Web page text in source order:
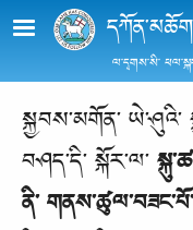
Skip to main content
ལ་དྭགས་སི་
སྐྱབས་མགོན་ ཡེ་ཤུའི་
བཤད་དི་ སྐོར་ལ་
ནི་